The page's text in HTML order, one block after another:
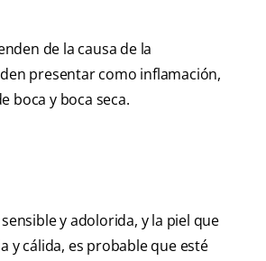
de la causa de la
presentar como inflamación,
boca y boca seca.
y adolorida, y la piel que
y cálida, es probable que esté